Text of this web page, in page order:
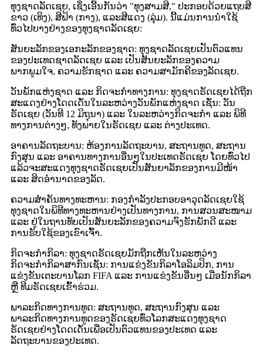
ທຸງຊາດລັດເຊຍ, ເຊິ່ງເອີ້ນກັນວ່າ "ທຸງສາມສີ," ປະກອບດ້ວຍແຖບສີ
ຂາວ (ເທິງ), ສີຟ້າ (ກາງ), ແລະສີແດງ (ລຸ່ມ). ນີ້ແມ່ນການນຳໃຊ້
ທົ່ວໄປບາງຢ່າງຂອງທຸງຊາດລັດເຊຍ:
ສັນຍະລັກຂອງເອກະລັກຂອງຊາດ: ທຸງຊາດລັດເຊຍເປັນຕົວແທນ
ຂອງປະເທດຊາດລັດເຊຍ ແລະ ເປັນສັນຍະລັກຂອງຄວາມ
ພາກພູມໃຈ, ຄວາມຮັກຊາດ ແລະ ຄວາມສາມັກຄີຂອງລັດເຊຍ.
ວັນພັກແຫ່ງຊາດ ແລະ ກິດຈະກຳທາງການ: ທຸງຊາດຣັດເຊຍໄດ້ຖືກ
ສະແດງຢ່າງໂດດເດັ່ນໃນລະຫວ່າງວັນພັກແຫ່ງຊາດ ເຊັ່ນ: ວັນ
ຣັດເຊຍ (ວັນທີ 12 ມິຖຸນາ) ແລະ ໃນລະຫວ່າງກິດຈະກຳ ແລະ ພິທີ
ທາງການຕ່າງໆ, ທັງພາຍໃນຣັດເຊຍ ແລະ ຕ່າງປະເທດ.
ອາຄານລັດຖະບານ: ຫ້ອງການລັດຖະບານ, ສະຖານທູດ, ສະຖານ
ກົງສຸນ ແລະ ອາຄານທາງການອື່ນໆໃນປະເທດຣັດເຊຍ ໂດຍທົ່ວໄປ
ແລ້ວຈະສະແດງທຸງຊາດຣັດເຊຍເປັນສັນຍາລັກຂອງການມີໜ້າ
ແລະ ສິດອຳນາດຂອງລັດ.
ຄວາມສຳຄັນທາງທະຫານ: ກອງກຳລັງປະກອບອາວຸດລັດເຊຍໃຊ້
ທຸງຊາດໃນພິທີທາງທະຫານຢ່າງເປັນທາງການ, ການສວນສະໜາມ
ແລະ ຢູ່ໃນຖານທັບເປັນສັນຍະລັກຂອງຄວາມຈົງຮັກພັກດີ ແລະ
ການຮັບໃຊ້ຂອງເຂົາເຈົ້າ.
ກິດຈະກຳກິລາ: ທຸງຊາດຣັດເຊຍມັກຖືກເຫັນໃນລະຫວ່າງ
ກິດຈະກຳກິລາສາກົນເຊັ່ນ: ການແຂ່ງຂັນກິລາໂອລິມປິກ, ການ
ແຂ່ງຂັນເຕະບານໂລກ FIFA ແລະ ການແຂ່ງຂັນອື່ນໆ ເມື່ອນັກກິລາ
ຫຼື ທີມຣັດເຊຍເຂົ້າຮ່ວມ.
ພາລະກິດທາງການທູດ: ສະຖານທູດ, ສະຖານກົງສຸນ ແລະ
ພາລະກິດທາງການທູດຂອງຣັດເຊຍທົ່ວໂລກສະແດງທຸງຊາດ
ຣັດເຊຍຢ່າງໂດດເດັ່ນເພື່ອເປັນຕົວແທນຂອງປະເທດ ແລະ
ລັດຖະບານຂອງປະເທດ.